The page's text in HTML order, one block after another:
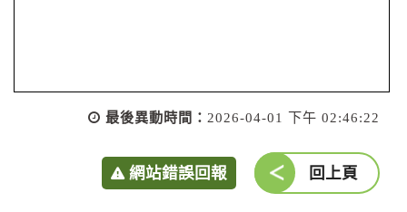
最後異動時間： 2026-04-01 下午 02:46:22
網站錯誤回報 回上頁